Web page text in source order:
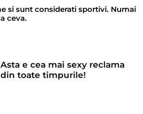
si sunt considerati sportivi. Numai
ceva.
Asta e cea mai sexy reclama
din toate timpurile!